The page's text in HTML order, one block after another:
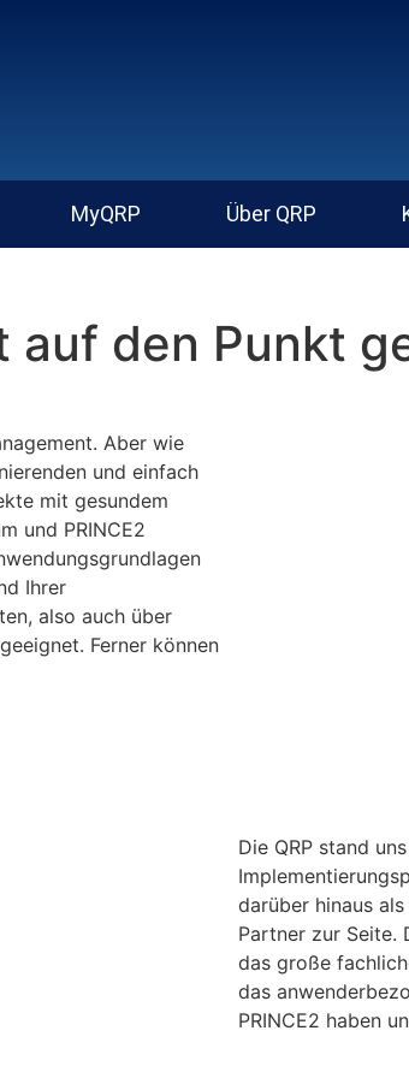
MyQRP Über QRP
auf den Punkt
Aber wie
und einfach
mit gesundem
und PRINCE2
Ihrer
also auch über
Ferner können
Die QRP stand
darüber hinaus
Partner zur Seite.
das große
das
PRINCE2 haben